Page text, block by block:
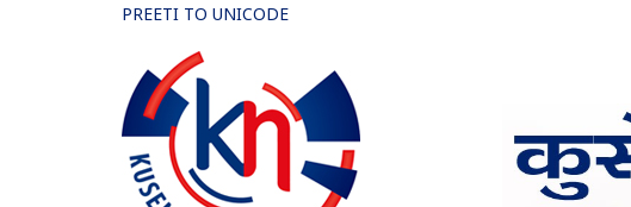
PREETI TO UNICODE